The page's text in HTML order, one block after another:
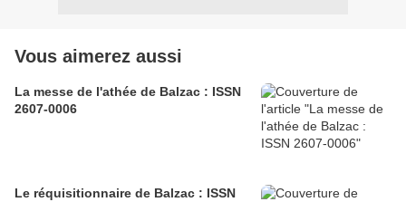
Vous aimerez aussi
La messe de l'athée de Balzac : ISSN
2607-0006
Le réquisitionnaire de Balzac : ISSN